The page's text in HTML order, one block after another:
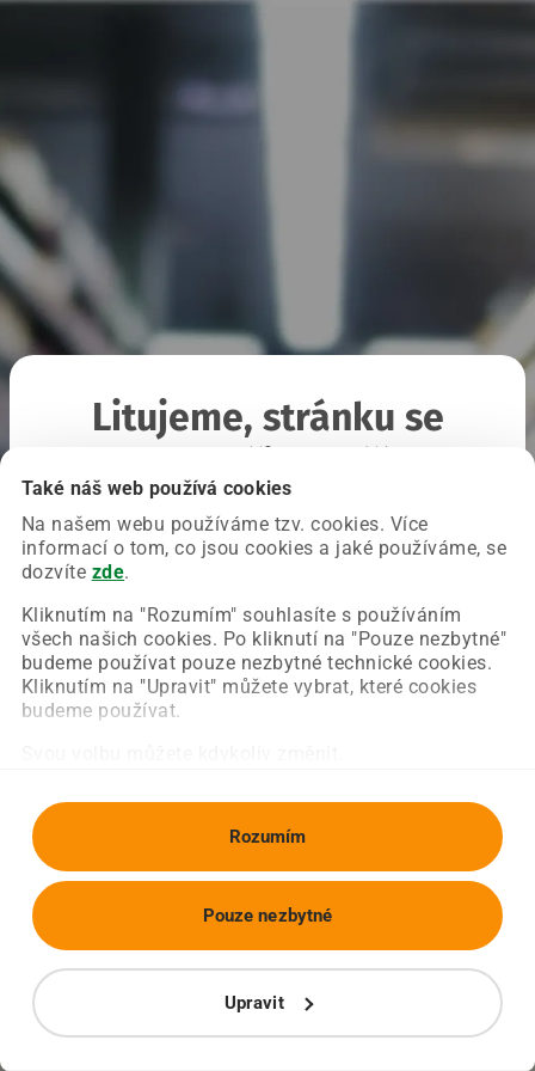
Také náš web používá cookies
Na našem webu používáme tzv. cookies. Více
informací o tom, co jsou cookies a jaké používáme, se
dozvíte zde.
Kliknutím na "Rozumím" souhlasíte s používáním
všech našich cookies. Po kliknutí na "Pouze nezbytné"
budeme používat pouze nezbytné technické cookies.
Kliknutím na "Upravit" můžete vybrat, které cookies
budeme používat.
Rozumím
Upravit
Pouze nezbytné
Litujeme, stránku se
Chyba nastala na naší straně a už ji opravujeme.
Zkuste prosím znovu načíst požadovanou stránku.
Obnovit stránku Úvodní strana